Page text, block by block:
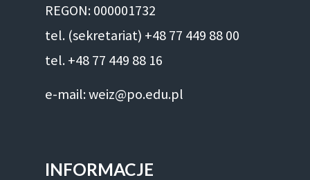
REGON: 000001732
tel. (sekretariat) +48 77 449 88 00
tel. +48 77 449 88 16
e-mail: weiz@po.edu.pl
INFORMACJE